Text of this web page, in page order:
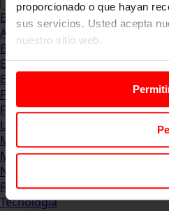
proporcionado o que hayan
sus servicios. Usted acepta
nuestro sitio web.
Blog
Abogacia
Business
Empleo & Emprendimiento
Empresas
Finanzas
Formación & Estudios
Luxury
Management
Marketing & Comunicación
Negocios
Recursos Humanos
Tecnología